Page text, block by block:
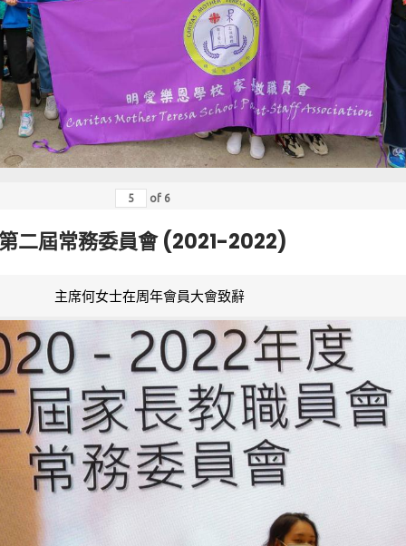
of 6
二屆常務委員會 (2021-2022)
主席何女士在周年會員大會致辭